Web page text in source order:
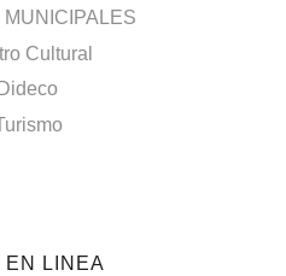
MUNICIPALES
Cultural
Dideco
EN LINEA